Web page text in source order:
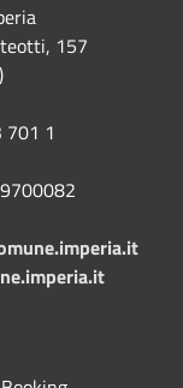
157
701 1